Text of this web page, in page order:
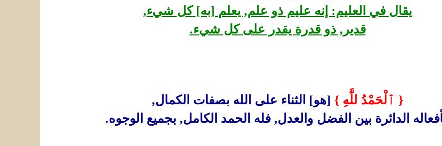
يقال في العليم: إنه عليم ذو علم, يعلم [به] كل شيء,
قدير, ذو قدرة يقدر على كل شيء.
{ ٱلْحَمْدُ للَّهِ } [هو] الثناء على الله بصفات الكمال,
الدائرة بين الفضل والعدل, فله الحمد الكامل, بجميع الوجوه.